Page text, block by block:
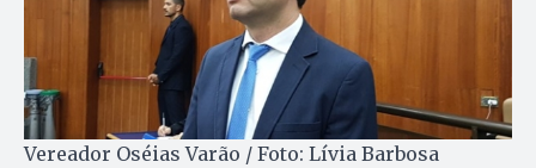
Vereador Oséias Varão / Foto: Lívia Barbosa